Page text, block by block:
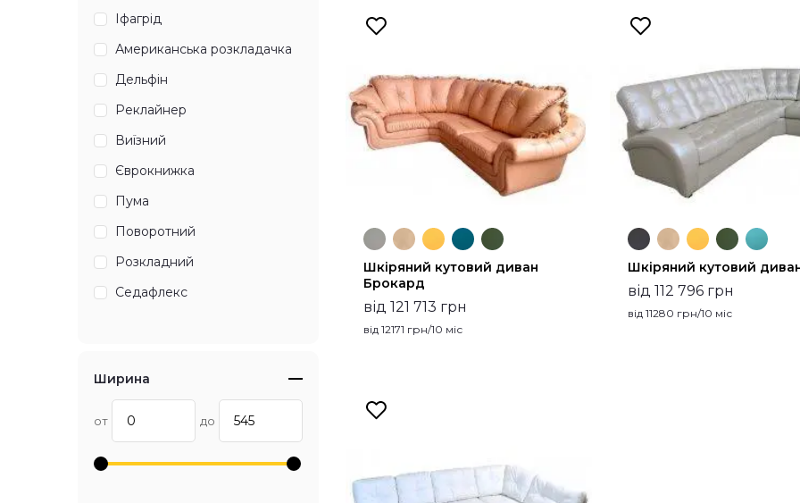
Іфагрід
Американська розкладачка
Дельфін
Реклайнер
Виїзний
Єврокнижка
Пума
Поворотний
Розкладний
Седафлекс
Ширина
от до
Шкіряний кутовий диван
Брокард
від 121 713 грн
від 12171 грн/10 міс
Шкіряний кутовий
від 112 796 грн
від 11280 грн/10 міс